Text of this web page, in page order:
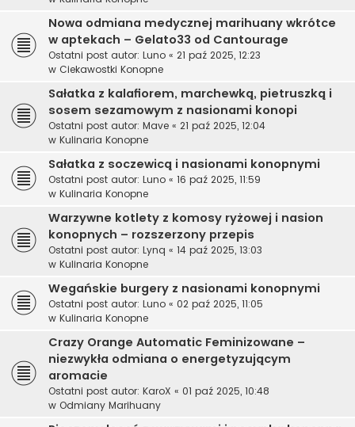
Nowa odmiana medycznej marihuany wkrótce
w aptekach – Gelato33 od Cantourage
Ostatni post autor: Luno « 21 paź 2025, 12:23
w Ciekawostki Konopne
Sałatka z kalafiorem, marchewką, pietruszką i
sosem sezamowym z nasionami konopi
Ostatni post autor: Mave « 21 paź 2025, 12:04
w Kulinaria Konopne
Sałatka z soczewicą i nasionami konopnymi
Ostatni post autor: Luno « 16 paź 2025, 11:59
w Kulinaria Konopne
Warzywne kotlety z komosy ryżowej i nasion
konopnych – rozszerzony przepis
Ostatni post autor: Lynq « 14 paź 2025, 13:03
w Kulinaria Konopne
Wegańskie burgery z nasionami konopnymi
Ostatni post autor: Luno « 02 paź 2025, 11:05
w Kulinaria Konopne
Crazy Orange Automatic Feminizowane –
niezwykła odmiana o energetyzującym
aromacie
Ostatni post autor: KaroX « 01 paź 2025, 10:48
w Odmiany Marihuany